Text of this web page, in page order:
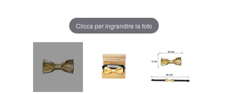
Clicca per ingrandire la foto